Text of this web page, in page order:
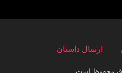
ارسال داستان
محفوظ است